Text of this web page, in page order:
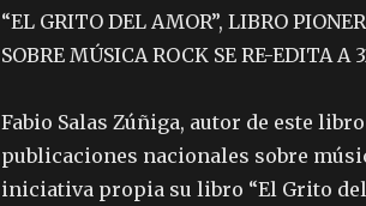
“EL GRITO DEL AMOR”, LIBRO
SOBRE MÚSICA ROCK SE RE-EDITA A
Fabio Salas Zúñiga, autor de este
publicaciones nacionales sobre
iniciativa propia su libro “El Grito